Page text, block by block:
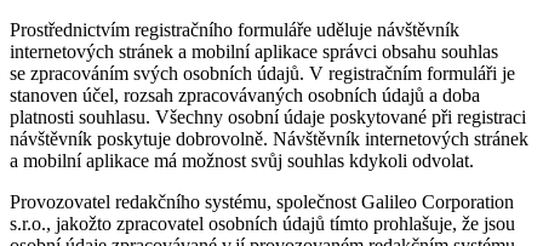
Prostřednictvím registračního formuláře uděluje návštěvník
internetových stránek a mobilní aplikace správci obsahu souhlas
se zpracováním svých osobních údajů. V registračním formuláři je
stanoven účel, rozsah zpracovávaných osobních údajů a doba
platnosti souhlasu. Všechny osobní údaje poskytované při registraci
návštěvník poskytuje dobrovolně. Návštěvník internetových stránek
a mobilní aplikace má možnost svůj souhlas kdykoli odvolat.
Provozovatel redakčního systému, společnost Galileo Corporation
s.r.o., jakožto zpracovatel osobních údajů tímto prohlašuje, že jsou